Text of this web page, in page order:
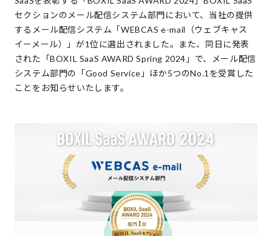
セクションのメール配信システム部門において、当社の提供
するメール配信システム「WEBCAS e-mail（ウェブキャス
イーメール）」が1位に選出されました。また、同日に発表
された「BOXIL SaaS AWARD Spring 2024」で、メール配信
システム部門の「Good Service」ほか5つのNo.1を受賞した
ことをお知らせいたします。